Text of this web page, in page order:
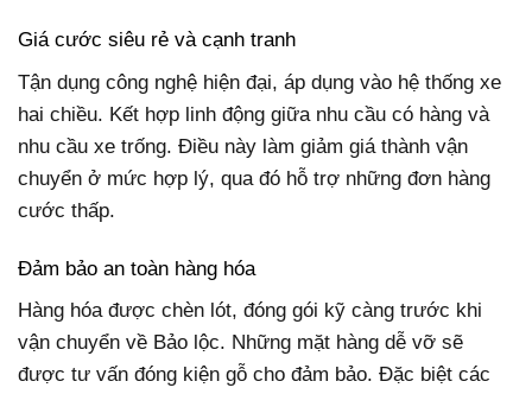
Giá cước siêu rẻ và cạnh tranh
Tận dụng công nghệ hiện đại, áp dụng vào hệ thống xe
hai chiều. Kết hợp linh động giữa nhu cầu có hàng và
nhu cầu xe trống. Điều này làm giảm giá thành vận
chuyển ở mức hợp lý, qua đó hỗ trợ những đơn hàng
cước thấp.
Đảm bảo an toàn hàng hóa
Hàng hóa được chèn lót, đóng gói kỹ càng trước khi
vận chuyển về Bảo lộc. Những mặt hàng dễ vỡ sẽ
được tư vấn đóng kiện gỗ cho đảm bảo. Đặc biệt các